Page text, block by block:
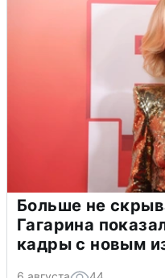
Больше не
Гагарина
кадры с новым